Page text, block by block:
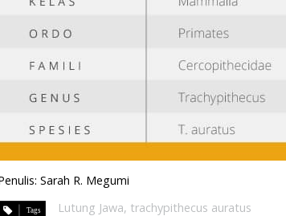
Sarah R. Megumi
Lutung Jawa, trachypithecus auratus